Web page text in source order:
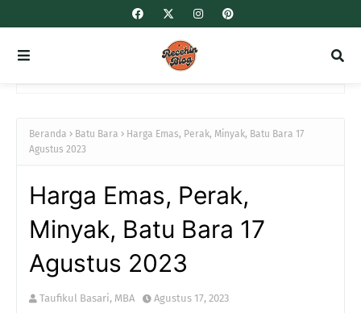
Beranda Batu Bara
Harga Emas, Perak, Minyak, Batu Bara 17
Agustus 2023
Harga Emas, Perak,
Minyak, Batu Bara 17
Agustus 2023
Taufikul Basari, MBA Agustus 17, 2023